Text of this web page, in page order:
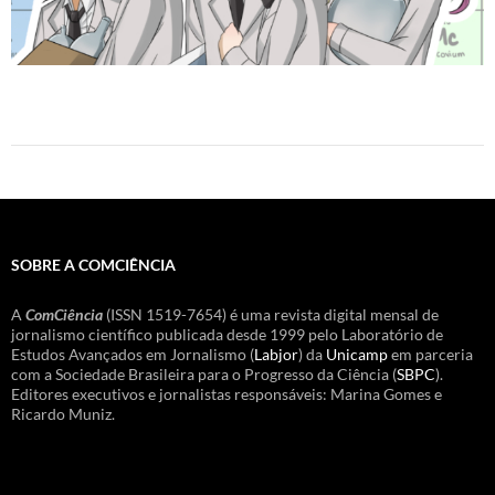
SOBRE A COMCIÊNCIA
AComCiência (ISSN 1519-7654) é uma revista digital mensal de
jornalismo científico publicada desde 1999 pelo Laboratório de
Estudos Avançados em Jornalismo (Labjor) da Unicampem parceria
com a Sociedade Brasileira para o Progresso da Ciência (SBPC).
Editores executivos e jornalistas responsáveis: Marina Gomes e
Ricardo Muniz.